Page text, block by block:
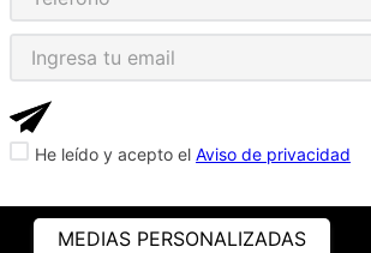
He leído y acepto el Aviso de privacidad
MEDIAS PERSONALIZADAS